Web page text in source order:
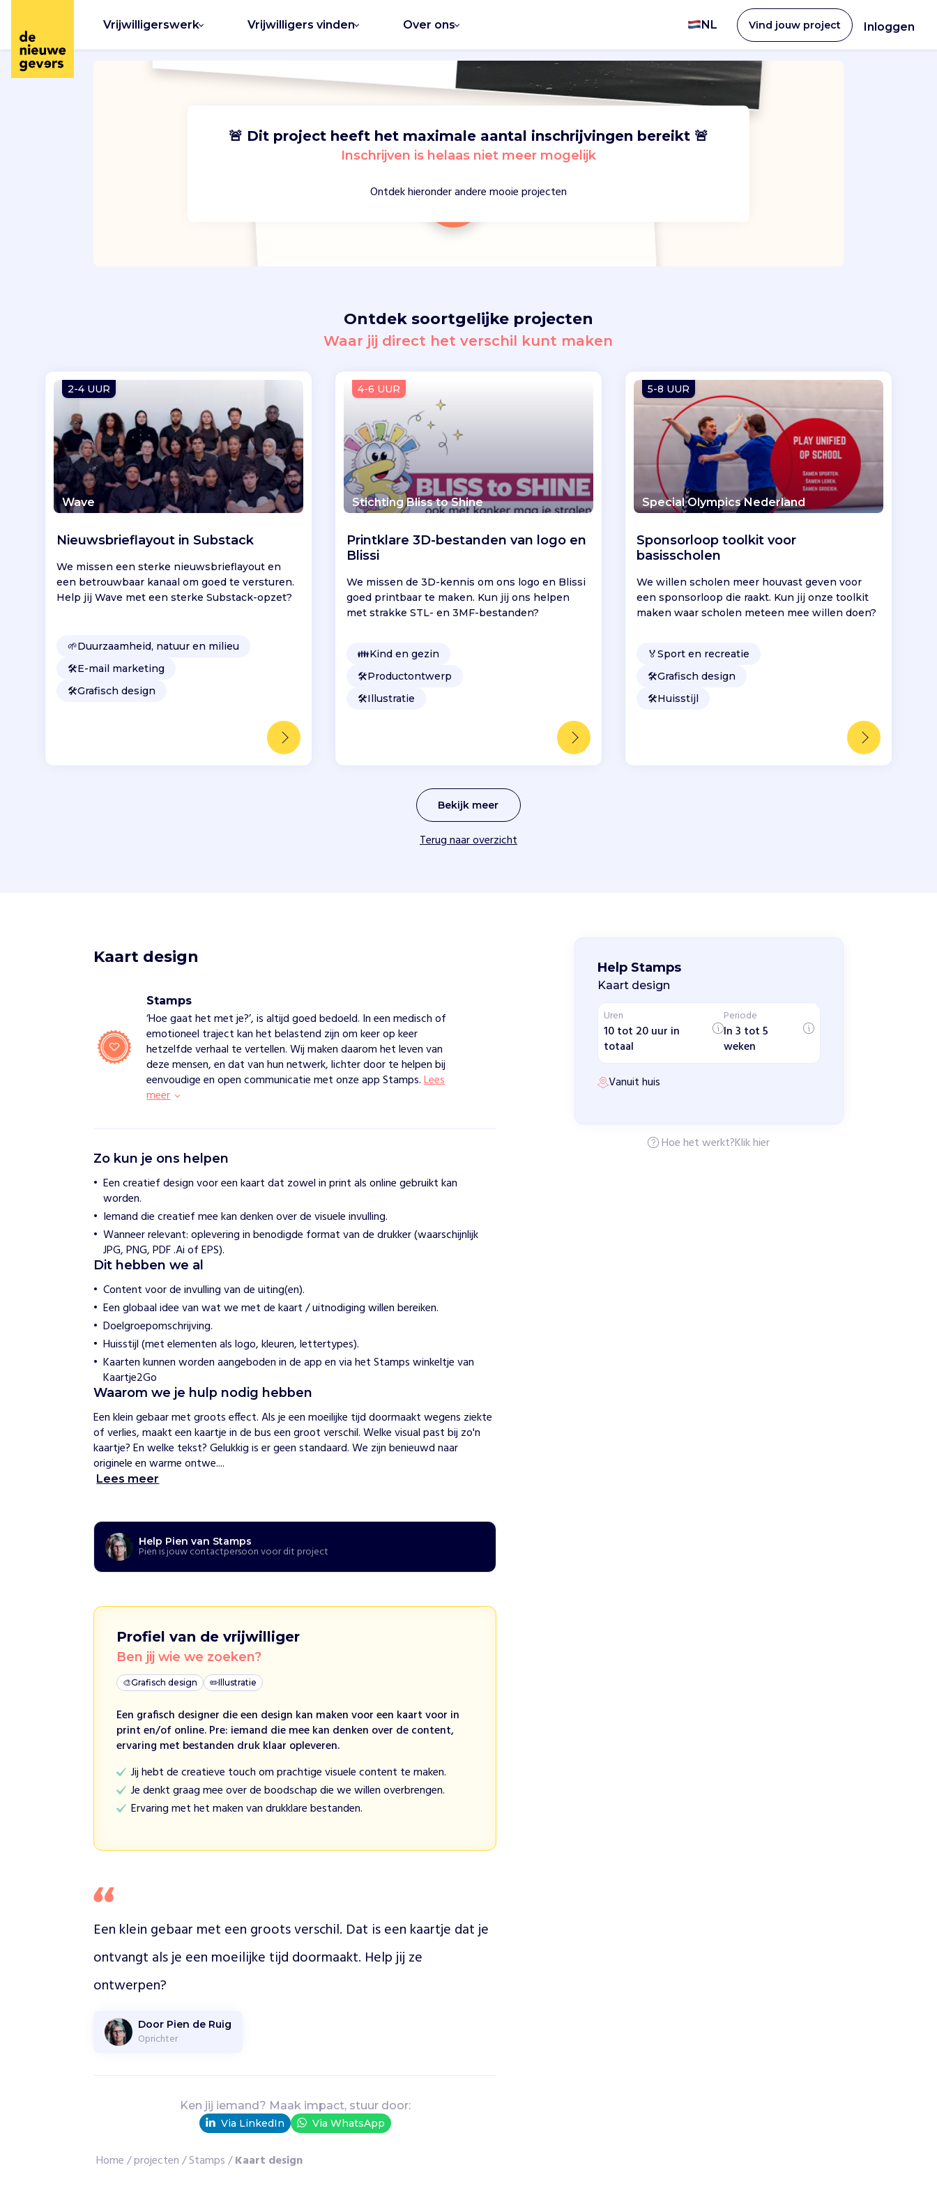
Vrijwilligerswerk Vrijwilligers vinden Over ons NL Vind jouw project Inloggen
🚨 Dit project heeft het maximale aantal inschrijvingen bereikt 🚨
Inschrijven is helaas niet meer mogelijk
Ontdek hieronder andere mooie projecten
Ontdek soortgelijke projecten
Waar jij direct het verschil kunt maken
2-4 UUR
Wave
Nieuwsbrieflayout in Substack
We missen een sterke nieuwsbrieflayout en
een betrouwbaar kanaal om goed te versturen.
Help jij Wave met een sterke Substack-opzet?
🌱Duurzaamheid, natuur en milieu
🛠️E-mail marketing
🛠️Grafisch design
4-6 UUR
Stichting Bliss to Shine
Printklare 3D-bestanden van logo en
Blissi
We missen de 3D-kennis om ons logo en Blissi
goed printbaar te maken. Kun jij ons helpen
met strakke STL- en 3MF-bestanden?
👪Kind en gezin
🛠️Productontwerp
🛠️Illustratie
5-8 UUR
Special Olympics Nederland
Sponsorloop toolkit voor
basisscholen
We willen scholen meer houvast geven voor
een sponsorloop die raakt. Kun jij onze toolkit
maken waar scholen meteen mee willen doen?
🏅Sport en recreatie
🛠️Grafisch design
🛠️Huisstijl
Bekijk meer
Terug naar overzicht
Kaart design
Stamps
‘Hoe gaat het met je?’, is altijd goed bedoeld. In een medisch of
emotioneel traject kan het belastend zijn om keer op keer
hetzelfde verhaal te vertellen. Wij maken daarom het leven van
deze mensen, en dat van hun netwerk, lichter door te helpen bij
eenvoudige en open communicatie met onze app Stamps.Lees
meer
t
m
p
s
H
o
e
w
i
j
h
e
l
e
n
H
e
t
i
s
v
o
r
n
a
e
e
v
a
g
e
n
h
e
h
t
l
Zo kun je ons helpen
Een creatief design voor een kaart dat zowel in print als online gebruikt kan
worden.
Iemand die creatief mee kan denken over de visuele invulling.
Wanneer relevant: oplevering in benodigde format van de drukker (waarschijnlijk
JPG, PNG, PDF .Ai of EPS).
Dit hebben we al
Content voor de invulling van de uiting(en).
Een globaal idee van wat we met de kaart / uitnodiging willen bereiken.
Doelgroepomschrijving.
Huisstijl (met elementen als logo, kleuren, lettertypes).
Kaarten kunnen worden aangeboden in de app en via het Stamps winkeltje van
Kaartje2Go
Waarom we je hulp nodig hebben
Een klein gebaar met groots effect. Als je een moeilijke tijd doormaakt wegens ziekte
of verlies, maakt een kaartje in de bus een groot verschil. Welke visual past bij zo'n
kaartje? En welke tekst? Gelukkig is er geen standaard. We zijn benieuwd naar
originele en warme ontwe....
Lees meer
Help Pien van Stamps
Pien is jouw contactpersoon voor dit project
Profiel van de vrijwilliger
Ben jij wie we zoeken?
🎨Grafisch design ✏️Illustratie
Een grafisch designer die een design kan maken voor een kaart voor in
print en/of online. Pre: iemand die mee kan denken over de content,
ervaring met bestanden druk klaar opleveren.
Jij hebt de creatieve touch om prachtige visuele content te maken.
Je denkt graag mee over de boodschap die we willen overbrengen.
Ervaring met het maken van drukklare bestanden.
Een klein gebaar met een groots verschil. Dat is een kaartje dat je
ontvangt als je een moeilijke tijd doormaakt. Help jij ze
ontwerpen?
Door Pien de Ruig
Oprichter
Ken jij iemand? Maak impact, stuur door:
Via LinkedIn Via WhatsApp
Home /projecten /Stamps /Kaart design
Help Stamps
Kaart design
Uren
10 tot 20 uur in
totaal
Periode
In 3 tot 5
weken
Vanuit huis
Hoe het werkt?Klik hier